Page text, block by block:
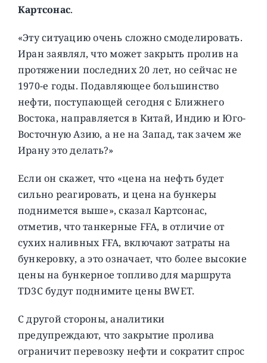
Картсонас.
«Эту ситуацию очень сложно смоделировать.
Иран заявлял, что может закрыть пролив на
протяжении последних 20 лет, но сейчас не
1970-е годы. Подавляющее большинство
нефти, поступающей сегодня с Ближнего
Востока, направляется в Китай, Индию и Юго-
Восточную Азию, а не на Запад, так зачем же
Ирану это делать?»
Если он скажет, что «цена на нефть будет
сильно реагировать, и цена на бункеры
поднимется выше», сказал Картсонас,
отметив, что танкерные FFA, в отличие от
сухих наливных FFA, включают затраты на
бункеровку, а это означает, что более высокие
цены на бункерное топливо для маршрута
TD3C будут поднимите цены BWET.
С другой стороны, аналитики
предупреждают, что закрытие пролива
ограничит перевозку нефти и сократит спрос